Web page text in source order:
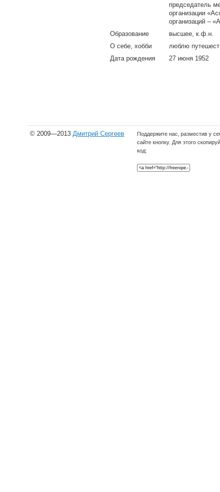
председатель
организации
организаций –
Образование
высшее, к.ф.н.
О себе, хобби
люблю
Дата рождения
27 июня 1952
© 2009—2013 Дмитрий Сергеев
Поддержите нас, разместив у
сайте кнопку. Для этого
код: